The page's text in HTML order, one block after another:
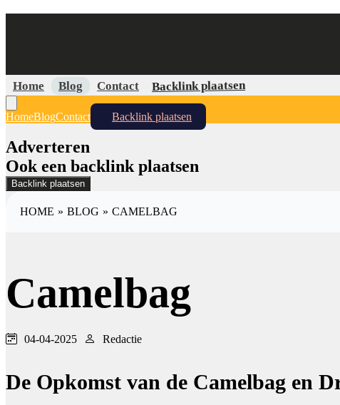
Home Blog Contact Backlink plaatsen
HomeBlogContact Backlink plaatsen
Adverteren
Ook een backlink plaatsen
Backlink plaatsen
HOME » BLOG » CAMELBAG
Camelbag
04-04-2025 Redactie
De Opkomst van de Camelbag en